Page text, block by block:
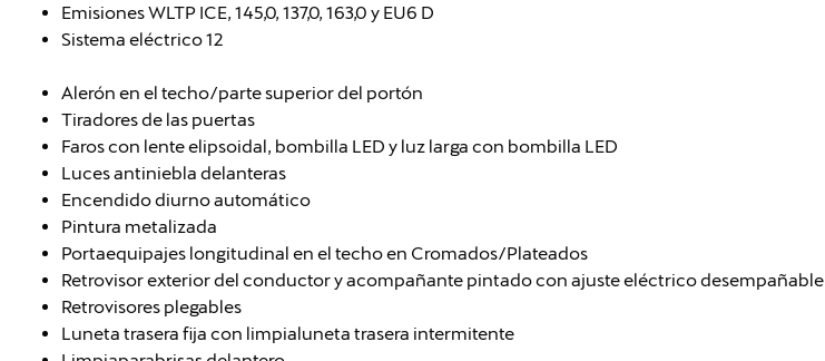
Emisiones WLTP ICE, 145,0, 137,0, 163,0 y EU6 D
Sistema eléctrico 12
Alerón en el techo/parte superior del portón
Tiradores de las puertas
Faros con lente elipsoidal, bombilla LED y luz larga con bombilla LED
Luces antiniebla delanteras
Encendido diurno automático
Pintura metalizada
Portaequipajes longitudinal en el techo en Cromados/Plateados
Retrovisor exterior del conductor y acompañante pintado con ajuste eléctrico desempañable
Retrovisores plegables
Luneta trasera fija con limpialuneta trasera intermitente